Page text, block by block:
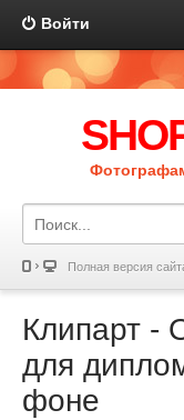
Войти
Полная версия
Клипарт -
для
фоне